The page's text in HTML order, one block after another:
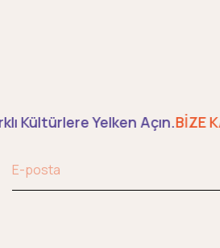
Kültürlere Yelken Açın.BİZE